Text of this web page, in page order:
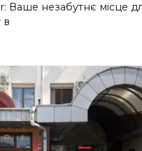
Ваше незабутнє місце
в